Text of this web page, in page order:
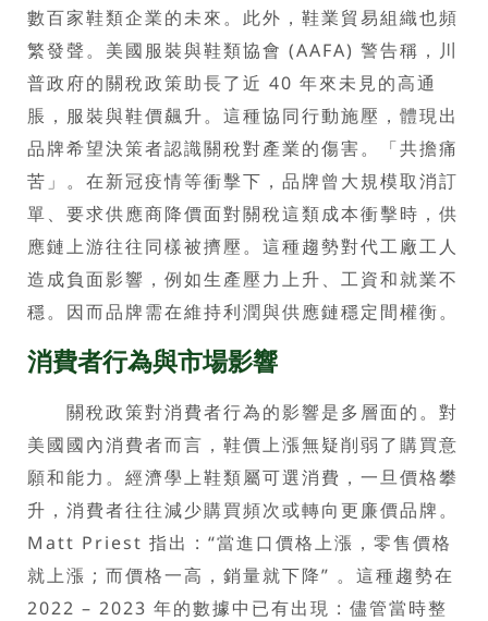
數百家鞋類企業的未來。此外，鞋業貿易組織也頻
繁發聲。美國服裝與鞋類協會 (AAFA) 警告稱，川
普政府的關稅政策助長了近 40 年來未見的高通
脹，服裝與鞋價飆升。這種協同行動施壓，體現出
品牌希望決策者認識關稅對產業的傷害。「共擔痛
苦」。在新冠疫情等衝擊下，品牌曾大規模取消訂
單、要求供應商降價面對關稅這類成本衝擊時，供
應鏈上游往往同樣被擠壓。這種趨勢對代工廠工人
造成負面影響，例如生產壓力上升、工資和就業不
穩。因而品牌需在維持利潤與供應鏈穩定間權衡。
消費者行為與市場影響
關稅政策對消費者行為的影響是多層面的。對
美國國內消費者而言，鞋價上漲無疑削弱了購買意
願和能力。經濟學上鞋類屬可選消費，一旦價格攀
升，消費者往往減少購買頻次或轉向更廉價品牌。
Matt Priest 指出 : “當進口價格上漲，零售價格
就上漲 ; 而價格一高，銷量就下降” 。這種趨勢在
2022 – 2023 年的數據中已有出現 : 儘管當時整